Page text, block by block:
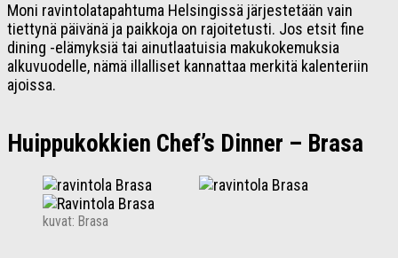
Moni ravintolatapahtuma Helsingissä järjestetään vain
tiettynä päivänä ja paikkoja on rajoitetusti. Jos etsit fine
dining -elämyksiä tai ainutlaatuisia makukokemuksia
alkuvuodelle, nämä illalliset kannattaa merkitä kalenteriin
ajoissa.
Huippukokkien Chef’s Dinner – Brasa
kuvat: Brasa